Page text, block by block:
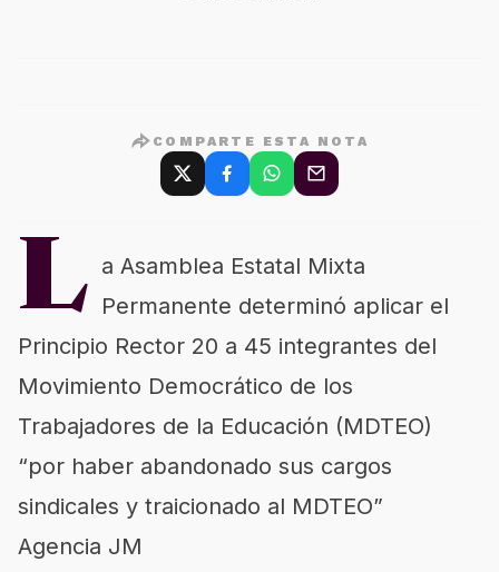
COMPARTE ESTA NOTA
L a Asamblea Estatal Mixta
Permanente determinó aplicar el
Principio Rector 20 a 45 integrantes del
Movimiento Democrático de los
Trabajadores de la Educación (MDTEO)
“por haber abandonado sus cargos
sindicales y traicionado al MDTEO”
Agencia JM